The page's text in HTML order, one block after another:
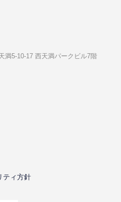
満5-10-17 ⻄天満パークビル7階
ティ方針